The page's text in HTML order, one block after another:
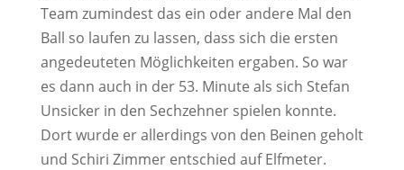
Team zumindest das ein oder andere Mal den
Ball so laufen zu lassen, dass sich die ersten
angedeuteten Möglichkeiten ergaben. So war
es dann auch in der 53. Minute als sich Stefan
Unsicker in den Sechzehner spielen konnte.
Dort wurde er allerdings von den Beinen geholt
und Schiri Zimmer entschied auf Elfmeter.